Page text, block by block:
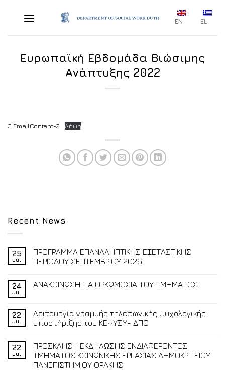
EN EL
Ευρωπαϊκή Εβδομάδα Βιώσιμης
Ανάπτυξης 2022
3.EmailContent-2 Λήψη
Recent News
25
Jul
ΠΡΟΓΡΑΜΜΑ ΕΠΑΝΑΛΗΠΤΙΚΗΣ ΕΞΕΤΑΣΤΙΚΗΣ
ΠΕΡΙΟΔΟΥ ΣΕΠΤΕΜΒΡΙΟΥ 2026
24
Jul
ΑΝΑΚΟΙΝΩΣΗ ΓΙΑ ΟΡΚΩΜΟΣΙΑ ΤΟΥ ΤΜΗΜΑΤΟΣ
22
Jul
Λειτουργία γραμμής τηλεφωνικής ψυχολογικής
υποστήριξης του ΚΕΨΥΣΥ- ΔΠΘ
22
Jul
ΠΡΟΣΚΛΗΣΗ ΕΚΔΗΛΩΣΗΣ ΕΝΔΙΑΦΕΡΟΝΤΟΣ
ΤΜΗΜΑΤΟΣ ΚΟΙΝΩΝΙΚΗΣ ΕΡΓΑΣΙΑΣ ΔΗΜΟΚΡΙΤΕΙΟΥ
ΠΑΝΕΠΙΣΤΗΜΙΟΥ ΘΡΑΚΗΣ